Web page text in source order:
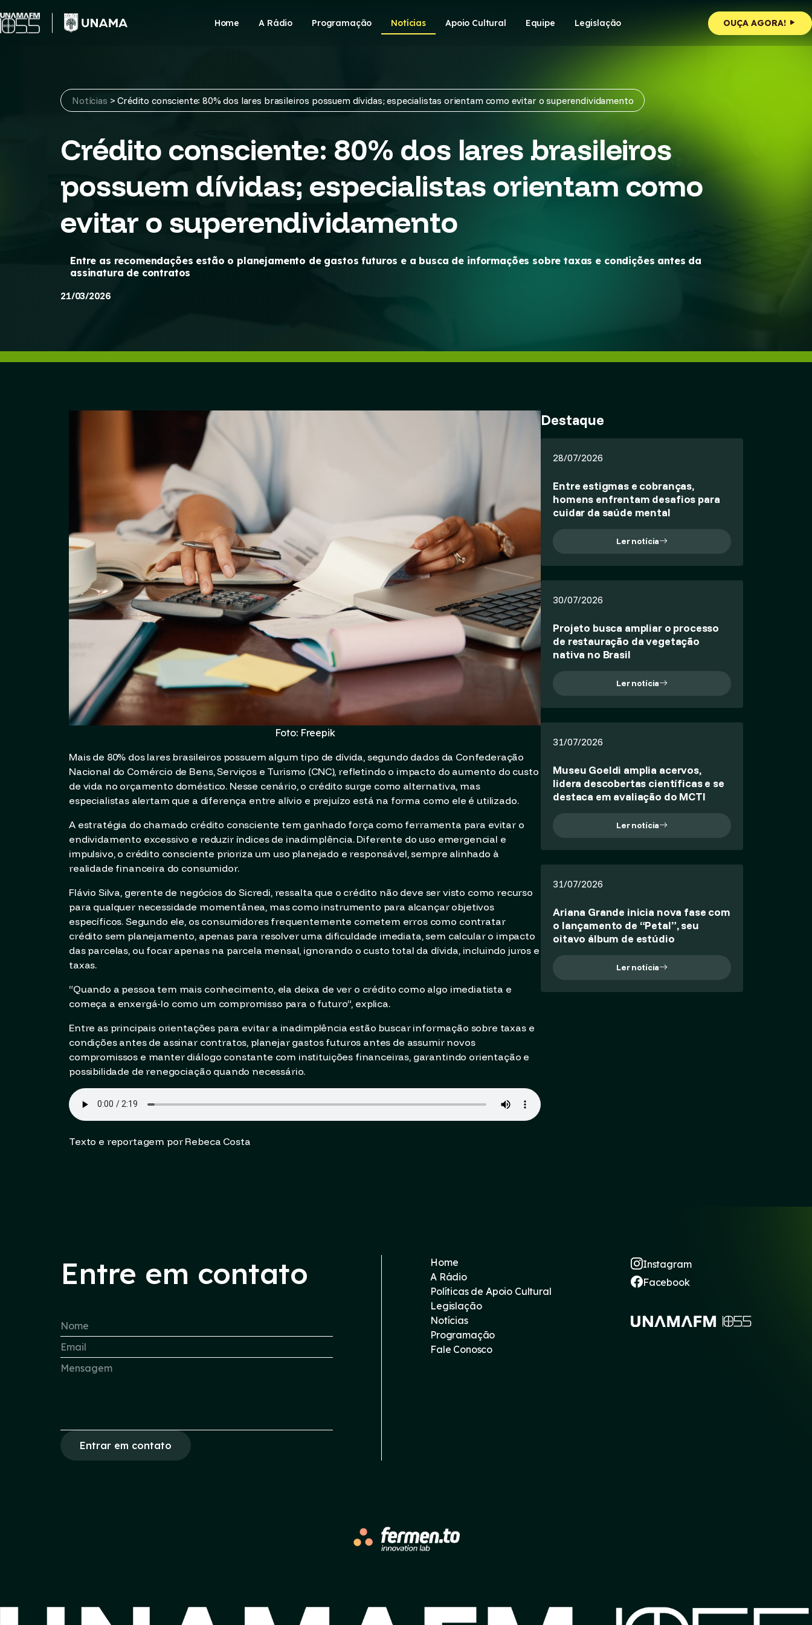
to
content
Home A Rádio Programação Notícias Apoio Cultural Equipe Legislação OUÇA AGORA!
Notícias >Crédito consciente: 80% dos lares brasileiros possuem dívidas; especialistas orientam como evitar o superendividamento
Crédito consciente: 80% dos lares brasileiros
possuem dívidas; especialistas orientam como
evitar o superendividamento
Entre as recomendações estão o planejamento de gastos futuros e a busca de informações sobre taxas e condições antes da
assinatura de contratos
21/03/2026
Foto: Freepik
Mais de 80% dos lares brasileiros possuem algum tipo de dívida, segundo dados da Confederação
Nacional do Comércio de Bens, Serviços e Turismo (CNC), refletindo o impacto do aumento do custo
de vida no orçamento doméstico. Nesse cenário, o crédito surge como alternativa, mas
especialistas alertam que a diferença entre alívio e prejuízo está na forma como ele é utilizado.
A estratégia do chamado crédito consciente tem ganhado força como ferramenta para evitar o
endividamento excessivo e reduzir índices de inadimplência. Diferente do uso emergencial e
impulsivo, o crédito consciente prioriza um uso planejado e responsável, sempre alinhado à
realidade financeira do consumidor.
Flávio Silva, gerente de negócios do Sicredi, ressalta que o crédito não deve ser visto como recurso
para qualquer necessidade momentânea, mas como instrumento para alcançar objetivos
específicos. Segundo ele, os consumidores frequentemente cometem erros como contratar
crédito sem planejamento, apenas para resolver uma dificuldade imediata, sem calcular o impacto
das parcelas, ou focar apenas na parcela mensal, ignorando o custo total da dívida, incluindo juros e
taxas.
“Quando a pessoa tem mais conhecimento, ela deixa de ver o crédito como algo imediatista e
começa a enxergá-lo como um compromisso para o futuro”, explica.
Entre as principais orientações para evitar a inadimplência estão buscar informação sobre taxas e
condições antes de assinar contratos, planejar gastos futuros antes de assumir novos
compromissos e manter diálogo constante com instituições financeiras, garantindo orientação e
possibilidade de renegociação quando necessário.
Texto e reportagem por Rebeca Costa
Destaque
28/07/2026
Entre estigmas e cobranças,
homens enfrentam desafios para
cuidar da saúde mental
Ler notícia
30/07/2026
Projeto busca ampliar o processo
de restauração da vegetação
nativa no Brasil
Ler notícia
31/07/2026
Museu Goeldi amplia acervos,
lidera descobertas científicas e se
destaca em avaliação do MCTI
Ler notícia
31/07/2026
Ariana Grande inicia nova fase com
o lançamento de “Petal”, seu
oitavo álbum de estúdio
Ler notícia
Entre em contato
Entrar em contato
Home
A Rádio
Políticas de Apoio Cultural
Legislação
Notícias
Programação
Fale Conosco
Instagram
Facebook